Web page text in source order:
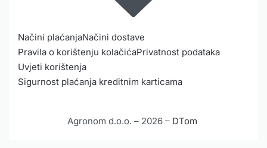
Načini plaćanjaNačini dostave
Pravila o korištenju kolačićaPrivatnost podataka
Uvjeti korištenja
Sigurnost plaćanja kreditnim karticama
Agronom d.o.o. – 2026 – DTom